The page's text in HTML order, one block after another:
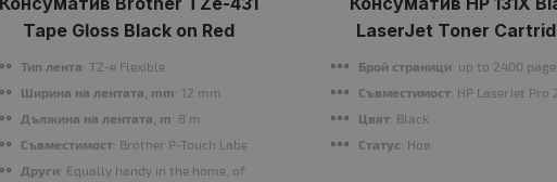
Pro MFP M282, 283
Tape Gloss Black on Red
Тип лента: TZ-e Flexible
Ширина на лентата, mm: 12 mm
Дължина на лентата, m: 8 m
Съвместимост: Brother P-Touch Label printers
Други: Equally handy in the home, office or workplace, this laminated black on Red
LaserJet Toner
Брой страници: up to 2400
Съвместимост: HP LaserJet Pro
Цвят: Black
Статус: Нов